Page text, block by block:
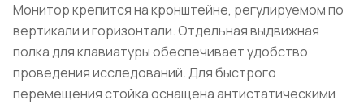
Монитор крепится на кронштейне, регулируемом по
вертикали и горизонтали. Отдельная выдвижная
полка для клавиатуры обеспечивает удобство
проведения исследований. Для быстрого
перемещения стойка оснащена антистатическими